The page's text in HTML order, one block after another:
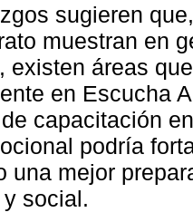
sugieren
muestran en
existen áreas
en Escucha
capacitación
podría
una mejor
social.